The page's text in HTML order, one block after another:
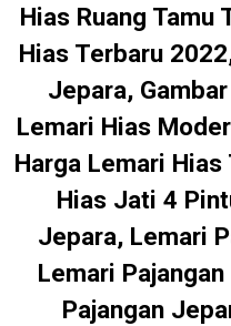
Hias Ruang Tamu
Hias Terbaru
Jepara,
Lemari Hias
Harga Lemari
Hias Jati 4
Jepara, Lemari
Lemari
Pajangan